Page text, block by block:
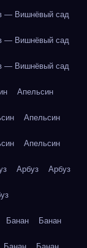
— Вишнёвый сад
— Вишнёвый сад
— Вишнёвый сад
Апельсин
Апельсин
Апельсин
Арбуз Арбуз
Банан Банан